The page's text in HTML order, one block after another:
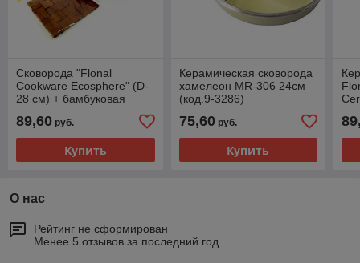
Сковорода "Flonal
Cookware Ecosphere" (D-
28 см) + бамбуковая
подставка в подарок (арт.
9-6364) "код.0001"
89,60 руб.
Купить
Керамическая сковорода
хамелеон MR-306 24см
(код.9-3286)
75,60руб.
Купить
О нас
Рейтинг не сформирован
Менее 5 отзывов за последний год